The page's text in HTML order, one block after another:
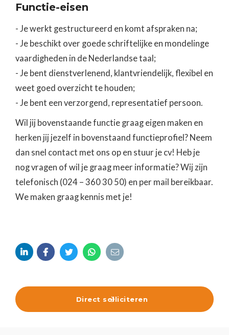
Functie-eisen
- Je werkt gestructureerd en komt afspraken na;
- Je beschikt over goede schriftelijke en mondelinge
vaardigheden in de Nederlandse taal;
- Je bent dienstverlenend, klantvriendelijk, flexibel en
weet goed overzicht te houden;
- Je bent een verzorgend, representatief persoon.
Wil jij bovenstaande functie graag eigen maken en
herken jij jezelf in bovenstaand functieprofiel? Neem
dan snel contact met ons op en stuur je cv! Heb je
nog vragen of wil je graag meer informatie? Wij zijn
telefonisch (024 – 360 30 50) en per mail bereikbaar.
We maken graag kennis met je!
    
Direct solliciteren
